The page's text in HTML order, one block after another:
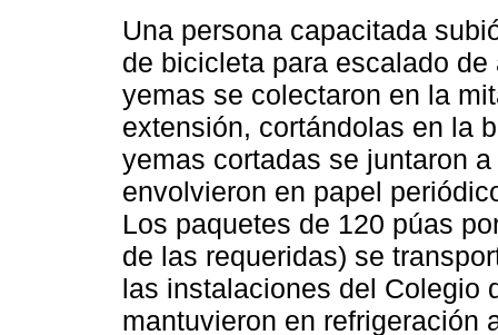
Una persona capacitada
de bicicleta para escalado
yemas se colectaron en la
extensión, cortándolas en la
yemas cortadas se juntaron
envolvieron en papel
Los paquetes de 120 púas
de las requeridas) se
las instalaciones del Colegio
mantuvieron en refrigeración